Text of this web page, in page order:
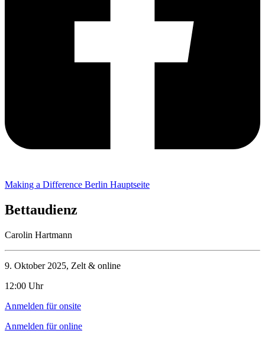
Making a Difference Berlin Hauptseite
Bettaudienz
Carolin Hartmann
9. Oktober 2025, Zelt & online
12:00 Uhr
Anmelden für onsite
Anmelden für online